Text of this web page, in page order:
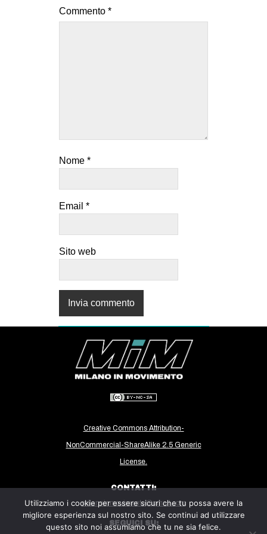
Commento *
Nome *
Email *
Sito web
Creative Commons Attribution-
NonCommercial-ShareAlike 2.5 Generic
License.
CONTATTI:
milanoinmovimento@gmail.com
SEGUICI SU:
Utilizziamo i cookie per essere sicuri che tu possa avere la
migliore esperienza sul nostro sito. Se continui ad utilizzare
questo sito noi assumiamo che tu ne sia felice.